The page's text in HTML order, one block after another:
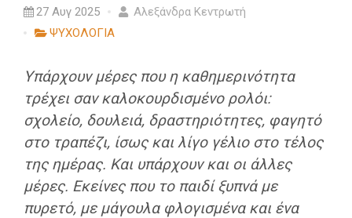
27 Αυγ 2025
Αλεξάνδρα Κεντρωτή
ΨΥΧΟΛΟΓΙΑ
Υπάρχουν μέρες που η καθημερινότητα
τρέχει σαν καλοκουρδισμένο ρολόι:
σχολείο, δουλειά, δραστηριότητες, φαγητό
στο τραπέζι, ίσως και λίγο γέλιο στο τέλος
της ημέρας. Και υπάρχουν και οι άλλες
μέρες. Εκείνες που το παιδί ξυπνά με
πυρετό, με μάγουλα φλογισμένα και ένα